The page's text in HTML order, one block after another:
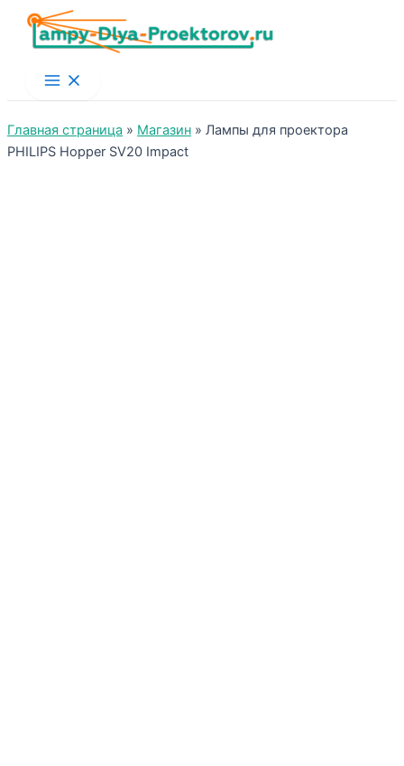
Main
Menu
Главная страница » Магазин » Лампы для проектора
PHILIPS Hopper SV20 Impact